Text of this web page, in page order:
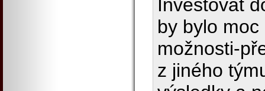
Investovat
by bylo
možnosti-
z jiného